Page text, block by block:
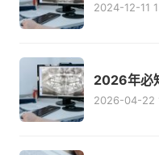
2024-12-11
2026年必
2026-04-22